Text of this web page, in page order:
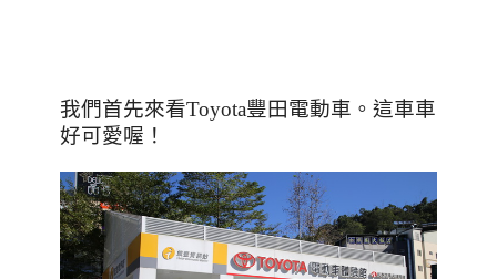
我們首先來看Toyota豐田電動車。這車車
好可愛喔！